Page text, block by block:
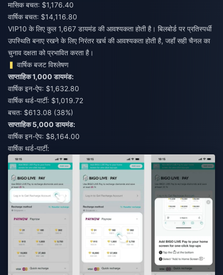
मासिक बचत: $1,176.40
वार्षिक बचत: $14,116.80
VIP10 के लिए कुल 1,667 डायमंड की आवश्यकता होती है। बिलबोर्ड पर प्रतिस्पर्धी
उपस्थिति बनाए रखने के लिए निरंतर खर्च की आवश्यकता होती है, जहाँ सही चैनल का
चुनाव दक्षता को प्रभावित करता है।
वार्षिक बजट विश्लेषण
साप्ताहिक 1,000 डायमंड:
वार्षिक इन-ऐप: $1,632.80
वार्षिक थर्ड-पार्टी: $1,019.72
बचत: $613.08 (38%)
साप्ताहिक 5,000 डायमंड:
वार्षिक इन-ऐप: $8,164.00
वार्षिक थर्ड-पार्टी: